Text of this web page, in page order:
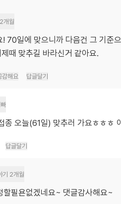
개월
! 70일에 맞으니까 다음건 그 기준
때 맞추길 바라신거 같아요.
감해요 답글달기
종 오늘(61일) 맞추러 가요ㅎㅎㅎ
답글달기
기 2개월
할필욘없겠네요~ 댓글감사해요~